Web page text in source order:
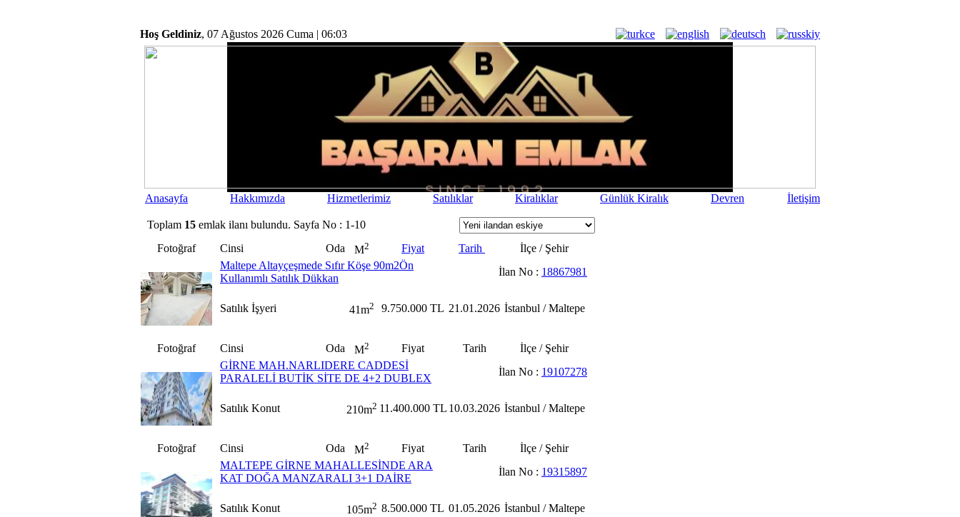
Hoş Geldiniz, 07 Ağustos 2026 Cuma | 06:03
Anasayfa Hakkımızda Hizmetlerimiz Satılıklar Kiralıklar Günlük Kiralık Devren İletişim
Toplam 15 emlak ilanı bulundu. Sayfa No : 1-10
Fotoğraf
Cinsi Oda M2 Fiyat Tarih
İlçe / Şehir
Maltepe Altayçeşmede Sıfır Köşe 90m2Ön
Kullanımlı Satılık Dükkan
İlan No : 18867981
Satılık İşyeri 41m2 9.750.000 TL 21.01.2026 İstanbul / Maltepe
Fotoğraf Cinsi Oda M2 Fiyat Tarih
İlçe / Şehir
GİRNE MAH.NARLIDERE CADDESİ
PARALELİ BUTİK SİTE DE 4+2 DUBLEX
İlan No : 19107278
Satılık Konut 210m2 11.400.000 TL 10.03.2026 İstanbul / Maltepe
Fotoğraf Cinsi Oda M2 Fiyat Tarih
İlçe / Şehir
MALTEPE GİRNE MAHALLESİNDE ARA
KAT DOĞA MANZARALI 3+1 DAİRE
İlan No : 19315897
Satılık Konut 105m2 8.500.000 TL 01.05.2026 İstanbul / Maltepe